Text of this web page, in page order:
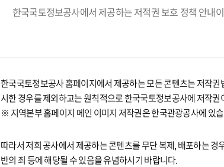
한국국토정보공사에서 제공하는 저적권 보호 정책 안내
한국국토정보공사 홈페이지에서 제공하는 모든 콘텐츠는 저작
시한 경우를 제외하고는 원칙적으로 한국국토정보공사에 저작권
※ 지역본부 홈페이지 메인 이미지 저작권은 한국관광공사에 있
따라서 저희 공사에서 제공하는 콘텐츠를 무단 복제, 배포하는
반의 죄 등에 해당될 수 있음을 유념하시기 바랍니다.